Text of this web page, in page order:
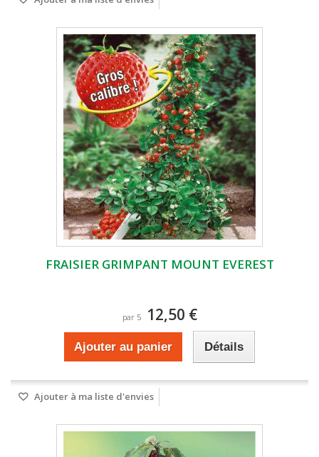
FRAISIER GRIMPANT MOUNT EVEREST
par 5 12,50 €
Ajouter au panier Détails
Ajouter à ma liste d'envies